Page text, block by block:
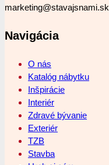
marketing@stavajsnami.sk
Navigácia
O nás
Katalóg nábytku
Inšpirácie
Interiér
Zdravé bývanie
Exteriér
TZB
Stavba